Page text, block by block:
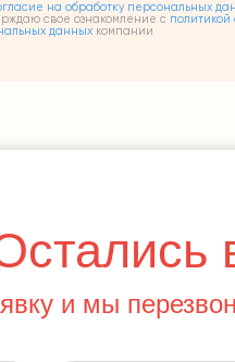
на обработку персональных
свое ознакомление с политикой
данных компании
и мы